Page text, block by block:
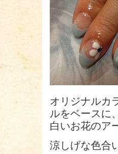
オリジナルカ
ルをベースに
白いお花のア
涼しげな色合